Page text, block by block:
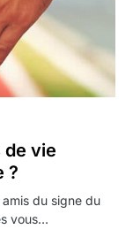
de vie
?
du signe du
vous…